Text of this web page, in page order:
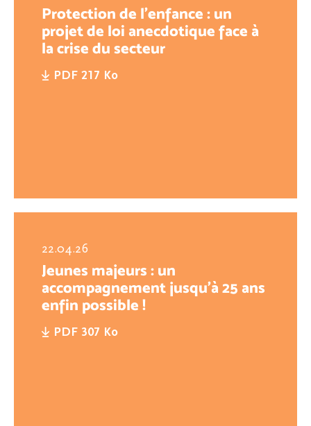
Protection de l’enfance : un
projet de loi anecdotique face à
la crise du secteur
PDF 217 Ko
22.04.26
Jeunes majeurs : un
accompagnement jusqu’à 25 ans
enfin possible !
PDF 307 Ko